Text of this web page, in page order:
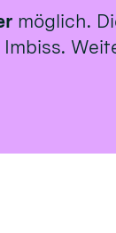
möglich.